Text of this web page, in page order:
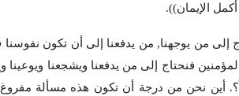
أكمل الإيمان)).
إلى من يوجهنا, من يدفعنا إلى أن تكون
فنحتاج إلى من يدفعنا ويشجعنا
أين نحن من درجة أن تكون هذه مسألة مفروغ